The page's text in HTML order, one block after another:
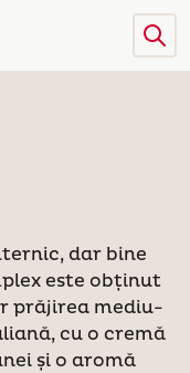
dar bine
este obținut
prăjirea mediu-
cu o cremă
și o aromă